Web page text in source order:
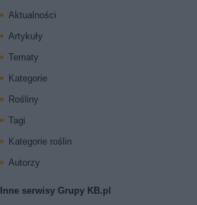
Aktualności
Artykuły
Tematy
Kategorie
Rośliny
Tagi
Kategorie roślin
Autorzy
Inne serwisy Grupy KB.pl